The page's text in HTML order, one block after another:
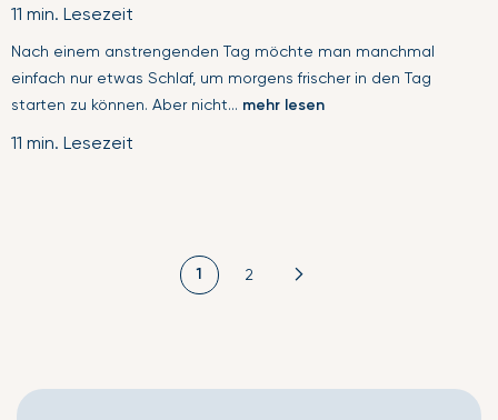
11 min. Lesezeit
Nach einem anstrengenden Tag möchte man manchmal
einfach nur etwas Schlaf, um morgens frischer in den Tag
starten zu können. Aber nicht... mehr lesen
11 min. Lesezeit
1 2